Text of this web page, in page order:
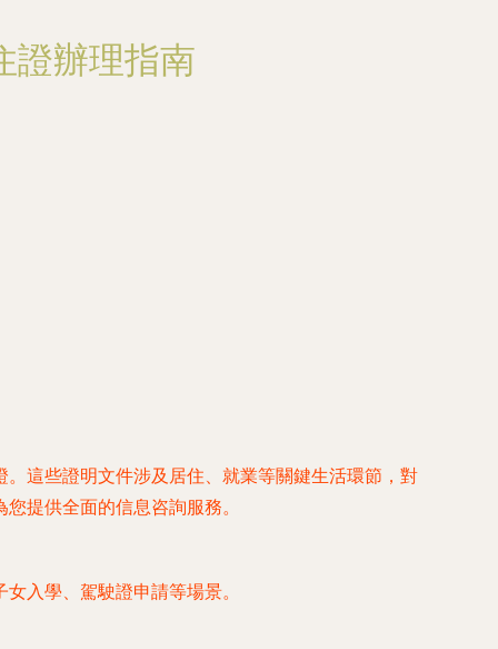
證辦理指南
這些證明文件涉及居住、就業等關鍵生活環節，對
提供全面的信息咨詢服務。
入學、駕駛證申請等場景。